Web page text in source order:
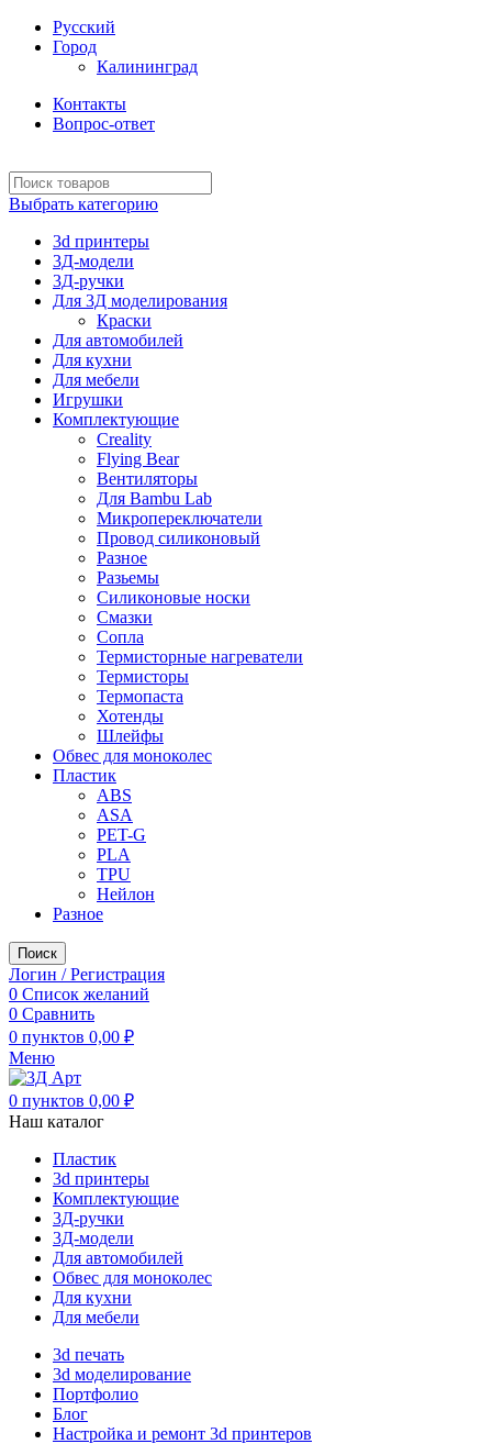
Русский
Город
Калининград
Контакты
Вопрос-ответ
Выбрать категорию
3d принтеры
3Д-модели
3Д-ручки
Для 3Д моделирования
Краски
Для автомобилей
Для кухни
Для мебели
Игрушки
Комплектующие
Creality
Flying Bear
Вентиляторы
Для Bambu Lab
Микропереключатели
Провод силиконовый
Разное
Разьемы
Силиконовые носки
Смазки
Сопла
Термисторные нагреватели
Термисторы
Термопаста
Хотенды
Шлейфы
Обвес для моноколес
Пластик
ABS
ASA
PET-G
PLA
TPU
Нейлон
Разное
Поиск
Логин / Регистрация
0 Список желаний
0 Сравнить
0 пунктов 0,00 ₽
Меню
0 пунктов 0,00 ₽
Наш каталог
Пластик
3d принтеры
Комплектующие
3Д-ручки
3Д-модели
Для автомобилей
Обвес для моноколес
Для кухни
Для мебели
3d печать
3d моделирование
Портфолио
Блог
Настройка и ремонт 3d принтеров